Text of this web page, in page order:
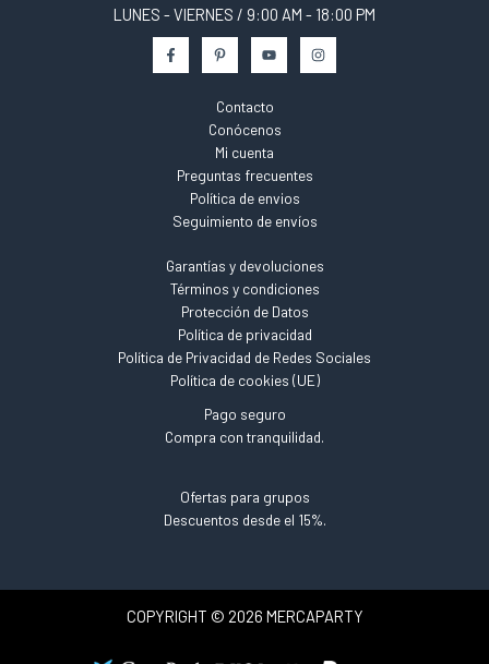
LUNES - VIERNES / 9:00 AM - 18:00 PM
Contacto
Conócenos
Mi cuenta
Preguntas frecuentes
Política de envios
Seguimiento de envíos
Garantías y devoluciones
Términos y condiciones
Protección de Datos
Política de privacidad
Política de Privacidad de Redes Sociales
Política de cookies (UE)
Pago seguro
Compra con tranquilidad.
Ofertas para grupos
Descuentos desde el 15%.
COPYRIGHT © 2026 MERCAPARTY